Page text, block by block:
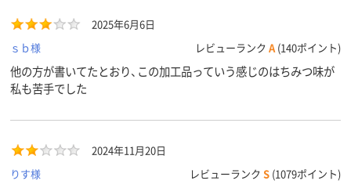
2025年6月6日
ｓｂ様
レビューランク A (140ポイント)
他の方が書いてたとおり、この加工品っていう感じのはちみつ味が
私も苦手でした
2024年11月20日
りす様
レビューランク S (1079ポイント)